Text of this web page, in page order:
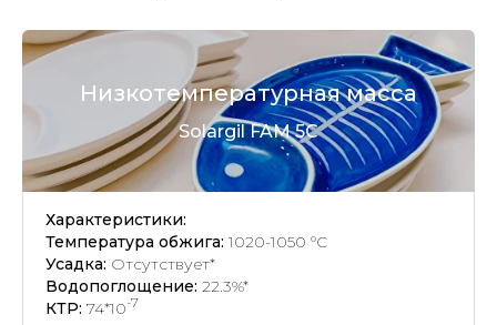
Низкотемпературная масса
Solargil FAM 5C
Характеристики:
Температура обжига: 1020-1050 °C
Усадка: Отсутствует*
Водопоглощение: 22.3%*
КТР: 74*10-7